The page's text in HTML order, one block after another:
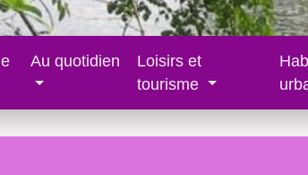
Au quotidien
Loisirs et
tourisme